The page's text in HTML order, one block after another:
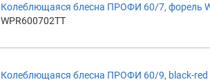
Колеблющаяся блесна ПРОФИ 60/7, форель
WPR600702TT
Колеблющаяся блесна ПРОФИ 60/9, black-red